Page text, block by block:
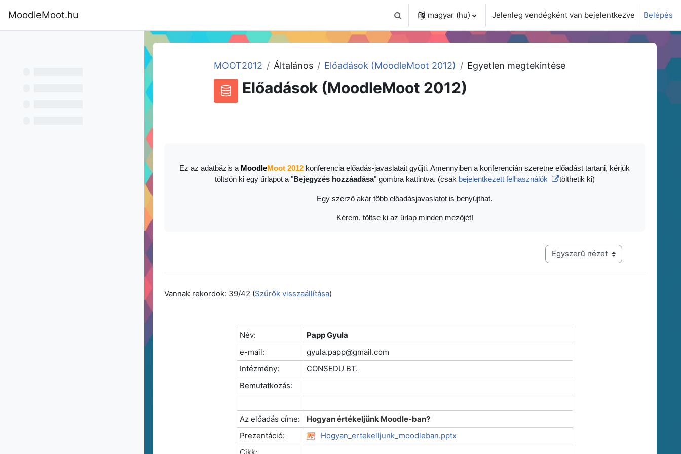
MoodleMoot.hu Keresési bemeneti adatok váltása
magyar ‎(hu)‎ Jelenleg vendégként van bejelentkezve Belépés
MOOT2012 Általános Előadások (MoodleMoot 2012) Egyetlen megtekintése
Előadások (MoodleMoot 2012)
Ez az adatbázis a MoodleMoot 2012 konferencia előadás-javaslatait gyűjti. Amennyiben a konferencián szeretne előadást tartani, kérjük
töltsön ki egy űrlapot a "Bejegyzés hozzáadása" gombra kattintva. (csak bejelentkezett felhasználók tölthetik ki)
Egy szerző akár több előadásjavaslatot is benyújthat.
Kérem, töltse ki az űrlap minden mezőjét!
Harmadik szintű navigáció megtekintési módja
Vannak rekordok: 39/42 (Szűrők visszaállítása)
Név:
Papp Gyula
e-mail:
gyula.papp@gmail.com
Intézmény:
CONSEDU BT.
Bemutatkozás:
Az előadás címe:
Hogyan értékeljünk Moodle-ban?
Prezentáció:
Hogyan_ertekelljunk_moodleban.pptx
Cikk: